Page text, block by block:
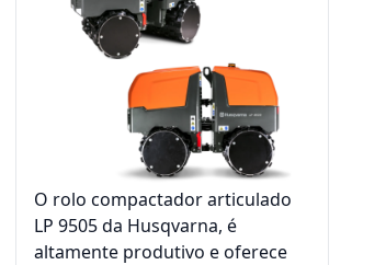
O rolo compactador articulado
LP 9505 da Husqvarna, é
altamente produtivo e oferece